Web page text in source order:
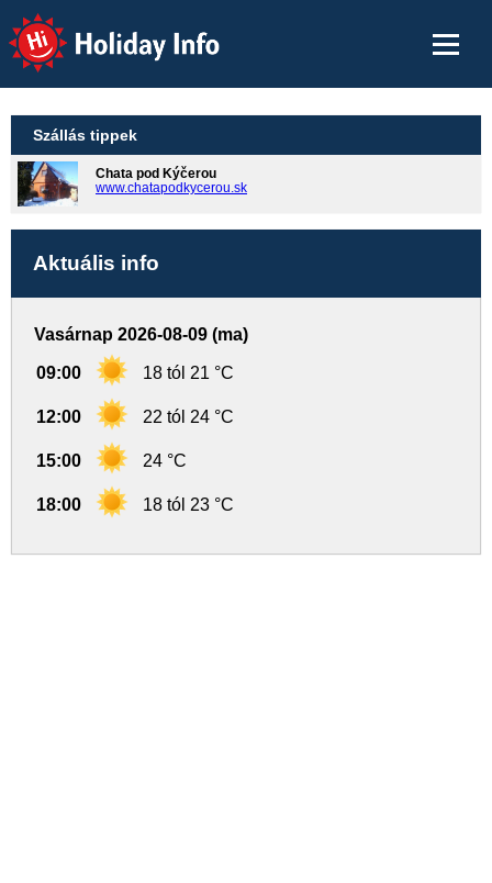
Holiday Info
Szállás tippek
Chata pod Kýčerou
www.chatapodkycerou.sk
Aktuális info
Vasárnap 2026-08-09 (ma)
09:00 18 tól 21 °C
12:00 22 tól 24 °C
15:00 24 °C
18:00 18 tól 23 °C